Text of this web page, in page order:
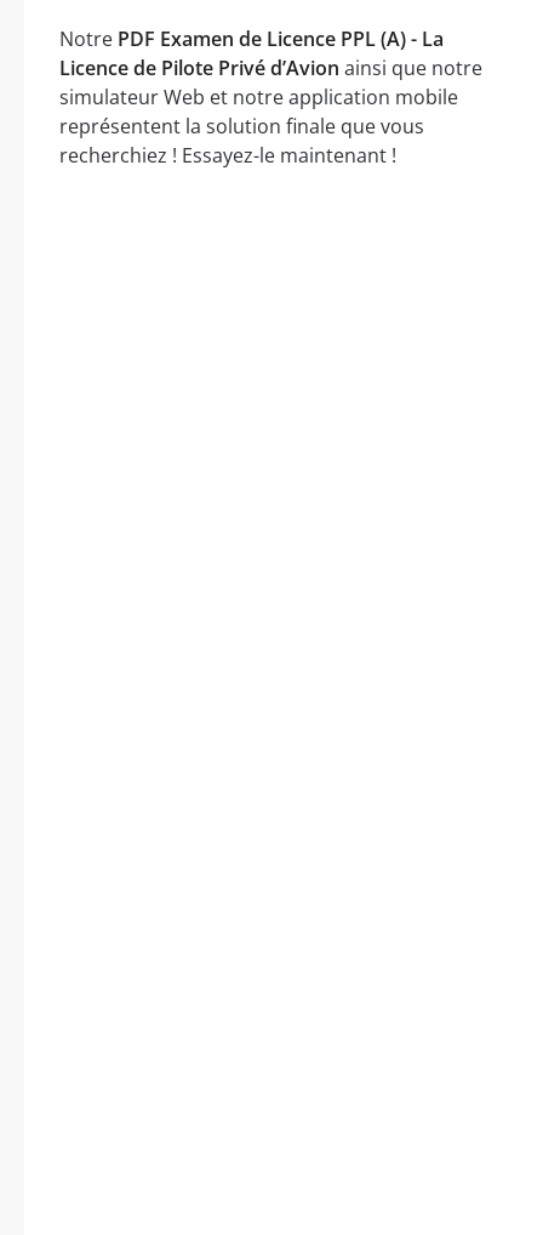
Notre PDF Examen de Licence PPL (A) - La
Licence de Pilote Privé d’Avion ainsi que notre
simulateur Web et notre application mobile
représentent la solution finale que vous
recherchiez ! Essayez-le maintenant !